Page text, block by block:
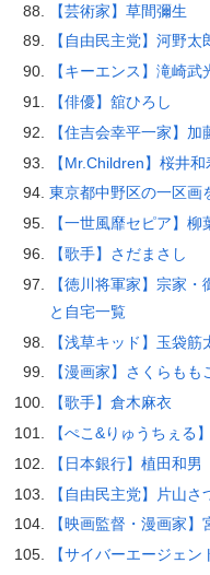
【芸術家】草間彌生
【自由民主党】河野太
【キーエンス】滝崎
【俳優】舘ひろし
【住吉会幸平一家】加
【Mr.Children】桜井和
東京都中野区の一区画
【一世風靡セピア】柳
【歌手】さだまさし
【徳川将軍家】宗家
と自宅一覧
【浅草キッド】玉袋筋
【漫画家】さくらもも
【歌手】倉木麻衣
【ぺこ&りゅうちぇる
【日本銀行】植田和男
【自由民主党】片山さ
【映画監督・漫画家】
【サイバーエージェン